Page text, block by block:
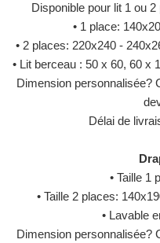
Disponible pour lit 1 ou
• 1 place:
• 2 places: 220x240 -
• Lit berceau : 50 x 60, 60 x
Dimension personnalisée?
Délai de
• Taille 1
• Taille 2 places:
• Lavable
Dimension personnalisée?